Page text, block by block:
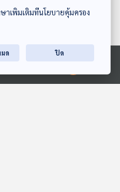
ะเทศไทย
ษาเพิ่มเติมที่นโยบายคุ้มครอง
ด ปิด